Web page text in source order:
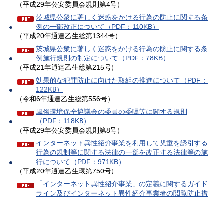
（平成29年公安委員会規則第4号）
茨城県公衆に著しく迷惑をかける行為の防止に関する条
例の一部改正について（PDF：110KB）
（平成20年通達乙生総第1344号）
茨城県公衆に著しく迷惑をかける行為の防止に関する条
例施行規則の制定について（PDF：78KB）
（平成21年通達乙生総第215号）
効果的な犯罪防止に向けた取組の推進について（PDF：
122KB）
（令和6年通達乙生総第556号）
風俗環境保全協議会の委員の委嘱等に関する規則
（PDF：118KB）
（平成29年公安委員会規則第8号）
インターネット異性紹介事業を利用して児童を誘引する
行為の規制等に関する法律の一部を改正する法律等の施
行について（PDF：971KB）
（平成20年通達乙生環第750号）
「インターネット異性紹介事業」の定義に関するガイド
ライン及びインターネット異性紹介事業者の閲覧防止措